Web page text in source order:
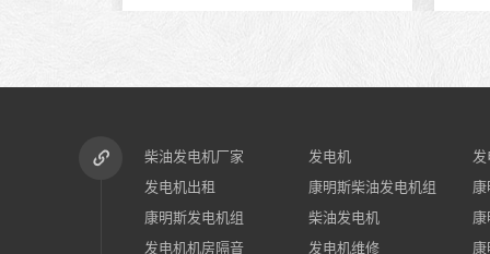
柴油发电机厂家 发电机
发电机出租
康明斯柴油发电机组
康明斯发电机组
柴油发电机
发电机机房隔音
发电机维修